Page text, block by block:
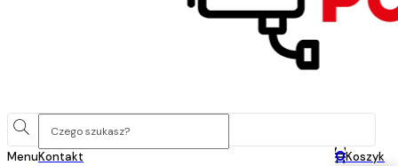
MenuKontakt 0Koszyk